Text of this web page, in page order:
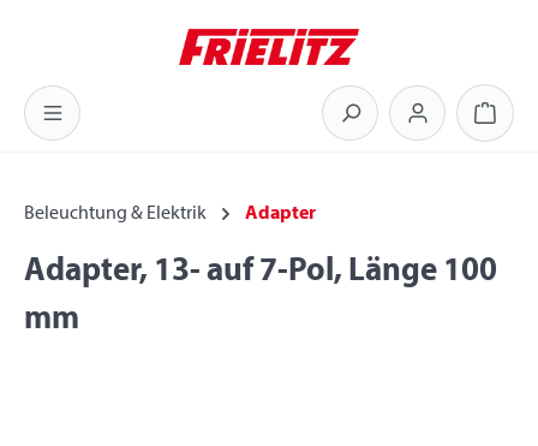
Zum Hauptinhalt springen
Beleuchtung & Elektrik Adapter
Adapter, 13- auf 7-Pol, Länge 100
mm